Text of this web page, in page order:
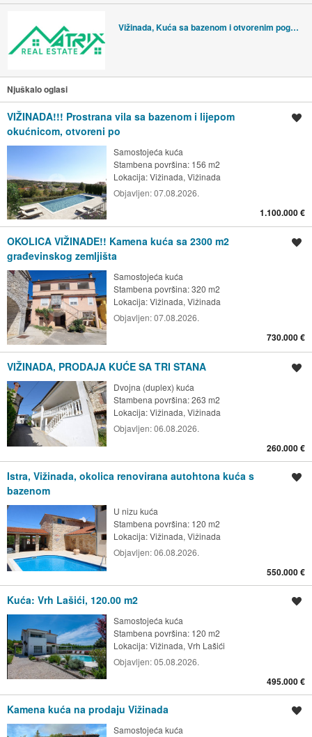
Vižinada, Kuća sa bazenom i otvorenim pogledom
Njuškalo oglasi
VIŽINADA!!! Prostrana vila sa bazenom i lijepom
okućnicom, otvoreni po
Samostojeća kuća
Stambena površina: 156 m2
Lokacija:Vižinada, Vižinada
Objavljen:07.08.2026.
1.100.000 €
OKOLICA VIŽINADE!! Kamena kuća sa 2300 m2
građevinskog zemljišta
Samostojeća kuća
Stambena površina: 320 m2
Lokacija:Vižinada, Vižinada
Objavljen:07.08.2026.
730.000 €
VIŽINADA, PRODAJA KUĆE SA TRI STANA
Dvojna (duplex) kuća
Stambena površina: 263 m2
Lokacija:Vižinada, Vižinada
Objavljen:06.08.2026.
260.000 €
Istra, Vižinada, okolica renovirana autohtona kuća s
bazenom
U nizu kuća
Stambena površina: 120 m2
Lokacija:Vižinada, Vižinada
Objavljen:06.08.2026.
550.000 €
Kuća: Vrh Lašići, 120.00 m2
Samostojeća kuća
Stambena površina: 120 m2
Lokacija:Vižinada, Vrh Lašići
Objavljen:05.08.2026.
495.000 €
Kamena kuća na prodaju Vižinada
Samostojeća kuća